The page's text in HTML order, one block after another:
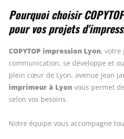
Pourquoi choisir
pour vos projets
COPYTOP impression Lyon, votre
communication, se développe et
plein cœur de Lyon, avenue Jean
imprimeur à Lyonvous permet
selon vos besoins.
Notre équipe vous accompagne